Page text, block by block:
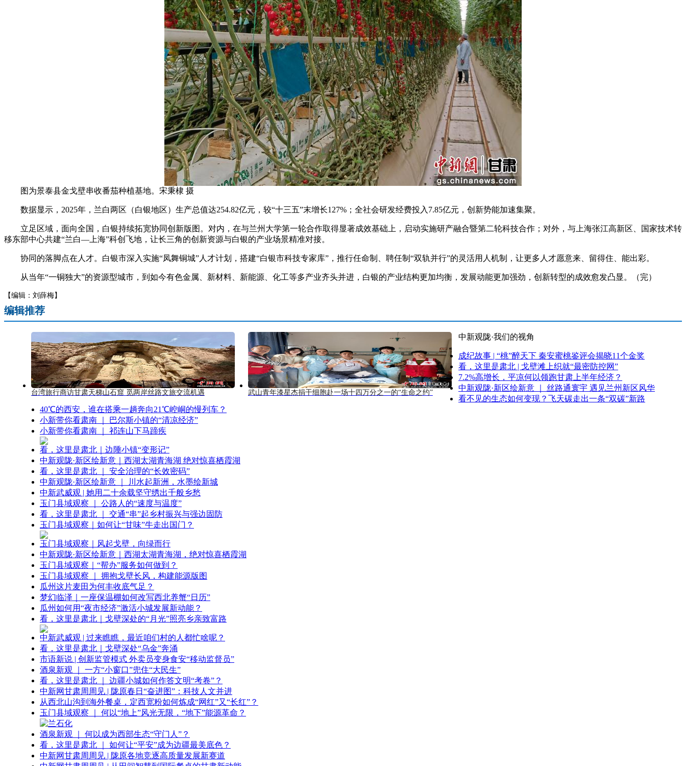
图为景泰县金戈壁串收番茄种植基地。宋秉棣 摄
数据显示，2025年，兰白两区（白银地区）生产总值达254.82亿元，较“十三五”末增长127%；全社会研发经费投入7.85亿元，创新势能加速集聚。
立足区域，面向全国，白银持续拓宽协同创新版图。对内，在与兰州大学第一轮合作取得显著成效基础上，启动实施研产融合暨第二轮科技合作；对外，与上海张江高新区、国家技术转
移东部中心共建“兰白—上海”科创飞地，让长三角的创新资源与白银的产业场景精准对接。
协同的落脚点在人才。白银市深入实施“凤舞铜城”人才计划，搭建“白银市科技专家库”，推行任命制、聘任制“双轨并行”的灵活用人机制，让更多人才愿意来、留得住、能出彩。
从当年“一铜独大”的资源型城市，到如今有色金属、新材料、新能源、化工等多产业齐头并进，白银的产业结构更加均衡，发展动能更加强劲，创新转型的成效愈发凸显。（完）
【编辑：刘薛梅】
编辑推荐
台湾旅行商访甘肃天梯山石窟 觅两岸丝路文旅交流机遇 武山青年漆星杰捐干细胞赴一场十四万分之一的“生命之约”
中新观陇·我们的视角
成纪故事 | “桃”醉天下 秦安蜜桃鉴评会揭晓11个金奖
看，这里是肃北 | 戈壁滩上织就“最密防控网”
7.2%高增长，平凉何以领跑甘肃上半年经济？
中新观陇·新区绘新意 ｜ 丝路通寰宇 遇见兰州新区风华
看不见的生态如何变现？飞天碳走出一条“双碳”新路
40℃的西安，谁在搭乘一趟奔向21℃崆峒的慢列车？
小新带你看肃南 ｜ 巴尔斯小镇的“清凉经济”
小新带你看肃南 ｜ 祁连山下马蹄疾
看，这里是肃北｜边陲小镇“变形记”
中新观陇·新区绘新意｜西湖太湖青海湖 绝对惊喜栖霞湖
看，这里是肃北 ｜ 安全治理的“长效密码”
中新观陇·新区绘新意 ｜ 川水起新洲，水墨绘新城
中新武威观 | 她用二十余载坚守绣出千般乡愁
玉门县域观察 ｜ 公路人的“速度与温度”
看，这里是肃北 ｜ 交通“串”起乡村振兴与强边固防
玉门县域观察｜如何让“甘味”牛走出国门？
玉门县域观察｜风起戈壁，向绿而行
中新观陇·新区绘新意｜西湖太湖青海湖，绝对惊喜栖霞湖
玉门县域观察｜“帮办”服务如何做到？
玉门县域观察 ｜ 拥抱戈壁长风，构建能源版图
瓜州这片麦田为何丰收底气足？
梦幻临泽｜一座保温棚如何改写西北养蟹“日历”
瓜州如何用“夜市经济”激活小城发展新动能？
看，这里是肃北｜戈壁深处的“月光”照亮乡亲致富路
中新武威观 | 过来瞧瞧，最近咱们村的人都忙啥呢？
看，这里是肃北｜戈壁深处“乌金”奔涌
市语新说 | 创新监管模式 外卖员变身食安“移动监督员”
酒泉新观 ｜ 一方“小窗口”兜住“大民生”
看，这里是肃北 ｜ 边疆小城如何作答文明“考卷”？
中新网甘肃周周见 | 陇原春日“奋进图”：科技人文并进
从西北山沟到海外餐桌，定西宽粉如何炼成“网红”又“长红”？
玉门县域观察 ｜ 何以“地上”风光无限，“地下”能源革命？
酒泉新观 ｜ 何以成为西部生态“守门人”？
看，这里是肃北 ｜ 如何让“平安”成为边疆最美底色？
中新网甘肃周周见 | 陇原各地竞逐高质量发展新赛道